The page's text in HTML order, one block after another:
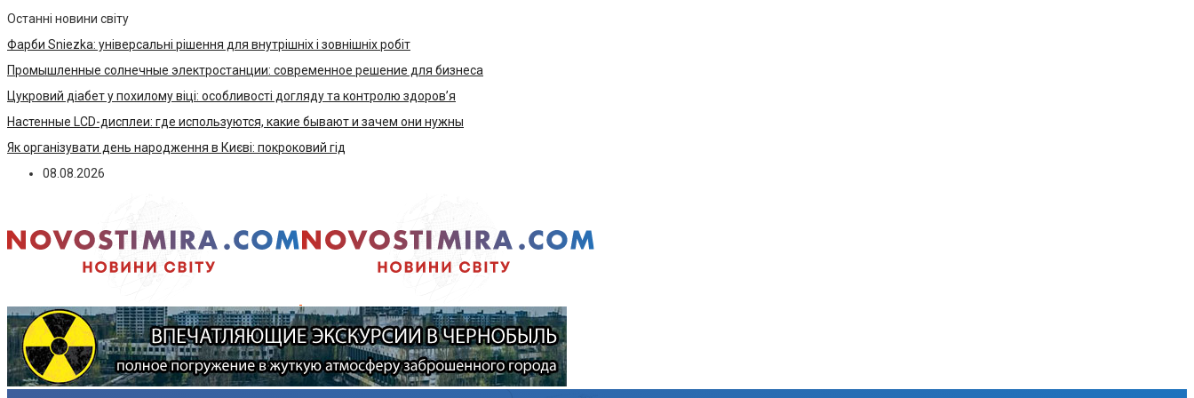
Останні новини світу
Фарби Sniezka: універсальні рішення для внутрішніх і зовнішніх робіт
Промышленные солнечные электростанции: современное решение для бизнеса
Цукровий діабет у похилому віці: особливості догляду та контролю здоров’я
Настенные LCD-дисплеи: где используются, какие бывают и зачем они нужны
Як організувати день народження в Києві: покроковий гід
08.08.2026